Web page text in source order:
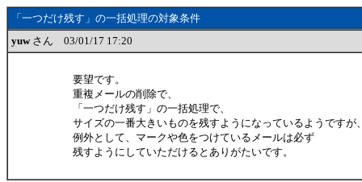
「一つだけ残す」の一括処理の対象条件
yuwさん 03/01/17 17:20
要望です。
重複メールの削除で、
「一つだけ残す」の一括処理で、
サイズの一番大きいものを残すようになっているようですが
例外として、マークや色をつけているメールは必ず
残すようにしていただけるとありがたいです。